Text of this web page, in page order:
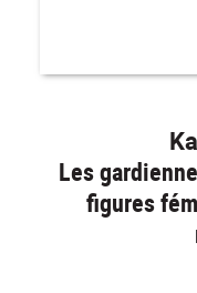
Les
figures